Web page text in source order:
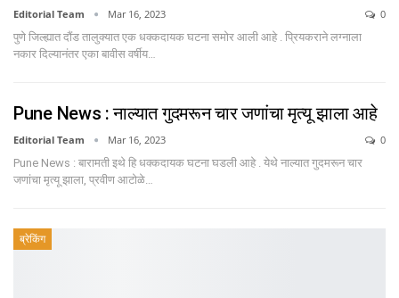
Editorial Team Mar 16, 2023
0
पुणे जिल्ह्यात दौंड तालुक्यात एक धक्कदायक घटना समोर आली आहे . प्रियकराने लग्नाला
नकार दिल्यानंतर एका बावीस वर्षीय…
Pune News : नाल्यात गुदमरून चार जणांचा मृत्यू झाला आहे
Editorial Team Mar 16, 2023
0
Pune News : बारामती इथे हि धक्कदायक घटना घडली आहे . येथे नाल्यात गुदमरून चार
जणांचा मृत्यू झाला, प्रवीण आटोळे…
ब्रेकिंग